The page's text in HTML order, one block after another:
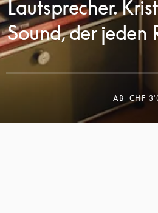
Lautsprecher.
Sound, der jeden
AB CHF